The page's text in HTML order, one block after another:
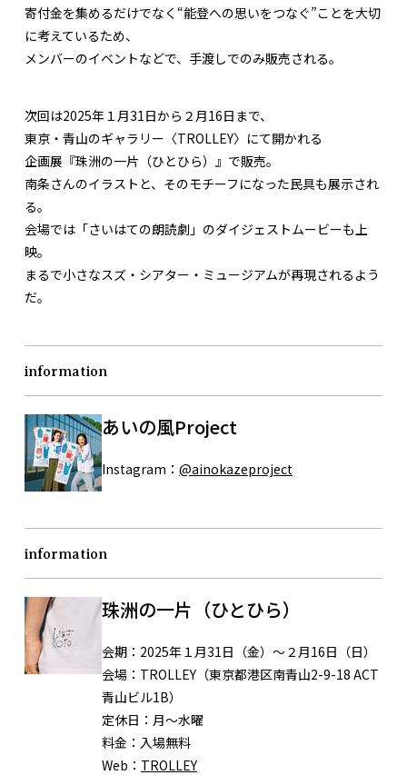
寄付金を集めるだけでなく“能登への思いをつなぐ”ことを大切
に考えているため、
メンバーのイベントなどで、手渡しでのみ販売される。
次回は2025年１月31日から２月16日まで、
東京・青山のギャラリー〈TROLLEY〉にて開かれる
企画展『珠洲の一片（ひとひら）』で販売。
南条さんのイラストと、そのモチーフになった民具も展示され
る。
会場では「さいはての朗読劇」のダイジェストムービーも上
映。
まるで小さなスズ・シアター・ミュージアムが再現されるよう
だ。
information
あいの風Project
Instagram： @ainokazeproject
information
珠洲の一片（ひとひら）
会期： 2025年１月31日（金）～２月16日（日）
会場： TROLLEY（東京都港区南青山2-9-18 ACT
青山ビル1B）
定休日： 月～水曜
料金： 入場無料
Web： TROLLEY